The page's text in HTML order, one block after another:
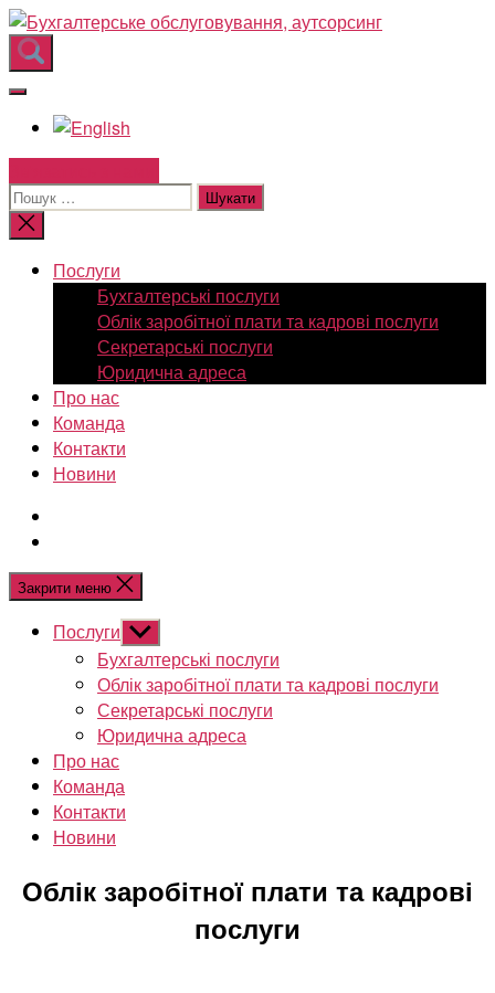
Перейти
до
вмісту
Шукати:
Закрити
пошук
Послуги
Бухгалтерські послуги
Облік заробітної плати та кадрові послуги
Секретарські послуги
Юридична адреса
Про нас
Команда
Контакти
Новини
Закрити меню
Послуги Показати
підменю
Бухгалтерські послуги
Облік заробітної плати та кадрові послуги
Секретарські послуги
Юридична адреса
Про нас
Команда
Контакти
Новини
Облік заробітної плати та кадрові
послуги